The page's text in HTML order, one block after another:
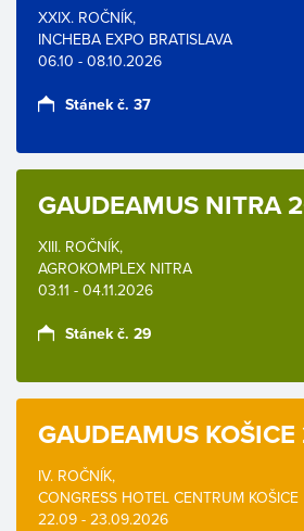
XXIX. ROČNÍK,
INCHEBA EXPO BRATISLAVA
06.10 - 08.10.2026
Stánek č. 37
GAUDEAMUS NITRA
XIII. ROČNÍK,
AGROKOMPLEX NITRA
03.11 - 04.11.2026
Stánek č. 29
GAUDEAMUS
IV. ROČNÍK,
CONGRESS HOTEL CENTRUM KOŠICE
22.09 - 23.09.2026